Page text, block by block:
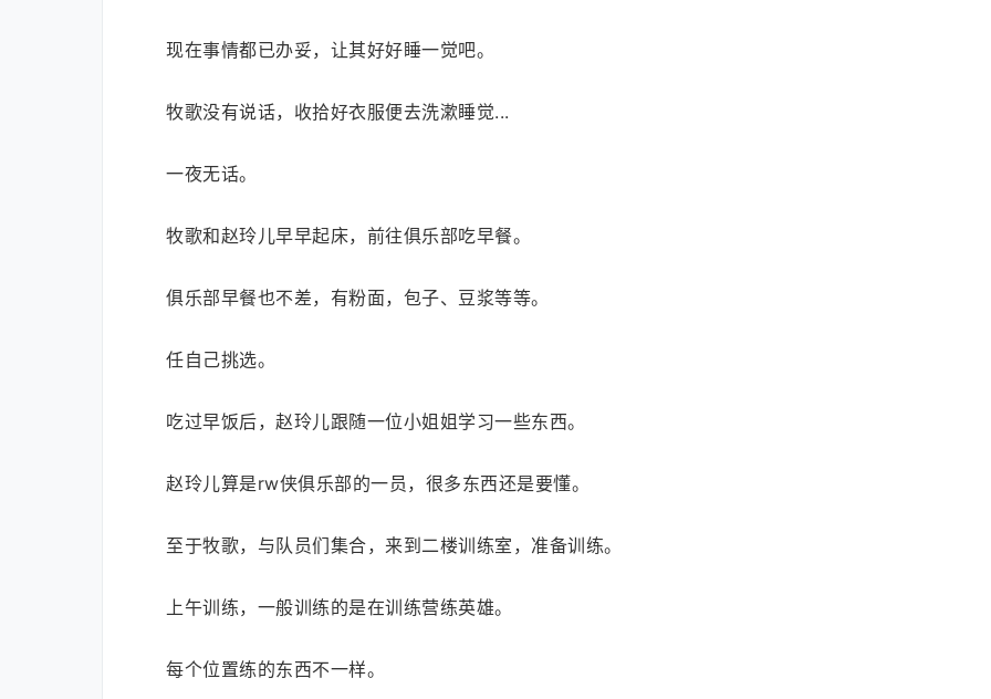
现在事情都已办妥，让其好好睡一觉吧。
牧歌没有说话，收拾好衣服便去洗漱睡觉...
一夜无话。
牧歌和赵玲儿早早起床，前往俱乐部吃早餐。
俱乐部早餐也不差，有粉面，包子、豆浆等等。
任自己挑选。
吃过早饭后，赵玲儿跟随一位小姐姐学习一些东西。
赵玲儿算是rw侠俱乐部的一员，很多东西还是要懂。
至于牧歌，与队员们集合，来到二楼训练室，准备训练。
上午训练，一般训练的是在训练营练英雄。
每个位置练的东西不一样。